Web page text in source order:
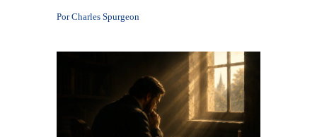
PorCharles Spurgeon